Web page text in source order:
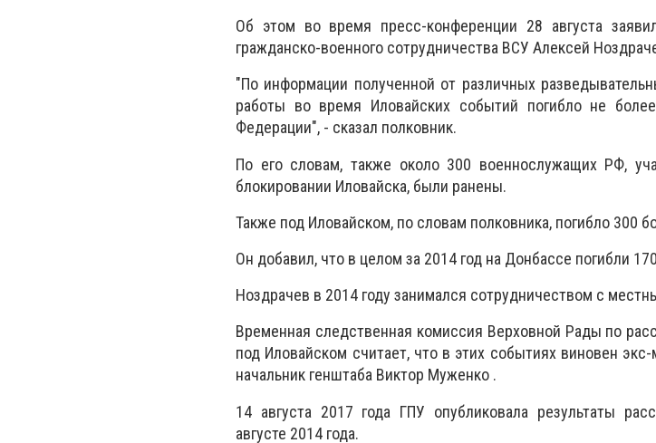
Об этом во время пресс-конференции 28 августа
гражданско-военного сотрудничества ВСУ Алексей
"По информации полученной от различных
работы во время Иловайских событий погибло не
Федерации", - сказал полковник.
По его словам, также около 300 военнослужащих РФ,
блокировании Иловайска, были ранены.
Также под Иловайском, по словам полковника, погибло 300
Он добавил, что в целом за 2014 год на Донбассе погибли
Ноздрачев в 2014 году занимался сотрудничеством с
Временная следственная комиссия Верховной Рады по
под Иловайском считает, что в этих событиях виновен
начальник генштаба Виктор Муженко .
14 августа 2017 года ГПУ опубликовала результаты
августе 2014 года.